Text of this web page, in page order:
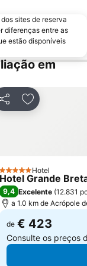
Attikis
de Arqueologia
sites de reserva
diferenças entre as
estão disponíveis
em
PartilharAdicionar
5 EstrelasHotel
Hotel Grande
9,4 Excelente (12.831
a 1.0 km de Acrópole
de € 423
Consulte os preços